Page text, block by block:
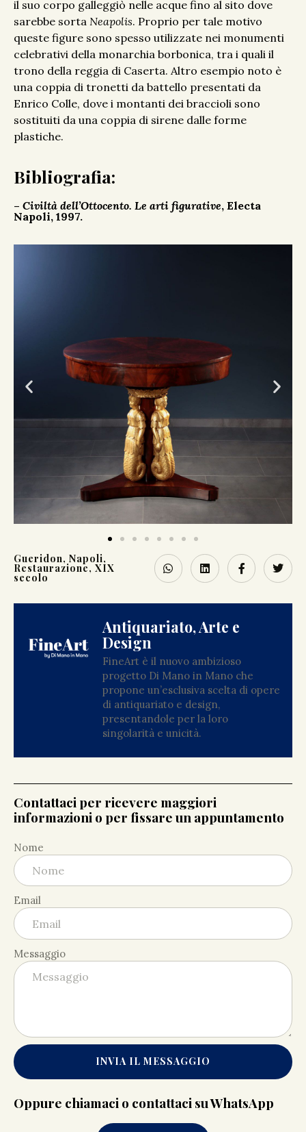
il suo corpo galleggiò nelle acque fino al sito dove
sarebbe sorta Neapolis. Proprio per tale motivo
queste figure sono spesso utilizzate nei monumenti
celebrativi della monarchia borbonica, tra i quali il
trono della reggia di Caserta. Altro esempio noto è
una coppia di tronetti da battello presentati da
Enrico Colle, dove i montanti dei braccioli sono
sostituiti da una coppia di sirene dalle forme
plastiche.
Bibliografia:
– Civiltà dell’Ottocento. Le arti figurative, Electa
Napoli, 1997.
Gueridon, Napoli,
Restaurazione, XIX
secolo
Antiquariato, Arte e
Design
FineArt è il nuovo ambizioso
progetto Di Mano in Mano che
propone un’esclusiva scelta di opere
di antiquariato e design,
presentandole per la loro
singolarità e unicità.
Contattaci per ricevere maggiori
informazioni o per fissare un appuntamento
Nome
Email
Messaggio
INVIA IL MESSAGGIO
Oppure chiamaci o contattaci su WhatsApp